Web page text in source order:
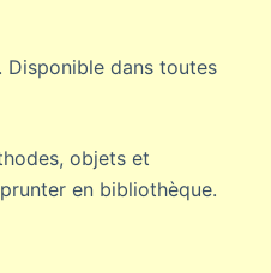
. Disponible dans toutes
objets et
en bibliothèque.